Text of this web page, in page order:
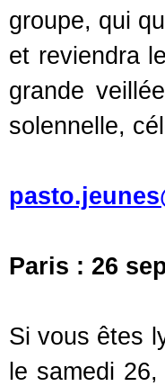
groupe, qui
et reviendra
grande
solennelle,
Paris : 26
Si vous êtes
le samedi